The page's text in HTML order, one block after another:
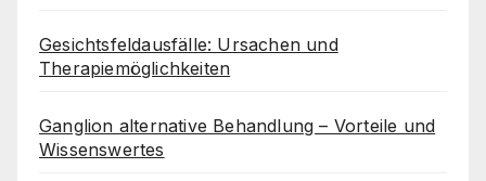
Gesichtsfeldausfälle: Ursachen und
Therapiemöglichkeiten
Ganglion alternative Behandlung – Vorteile und
Wissenswertes